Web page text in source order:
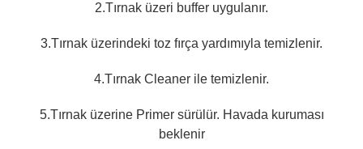
2.Tırnak üzeri buffer uygulanır.
3.Tırnak üzerindeki toz fırça yardımıyla temizlenir.
4.Tırnak Cleaner ile temizlenir.
5.Tırnak üzerine Primer sürülür. Havada kuruması
beklenir